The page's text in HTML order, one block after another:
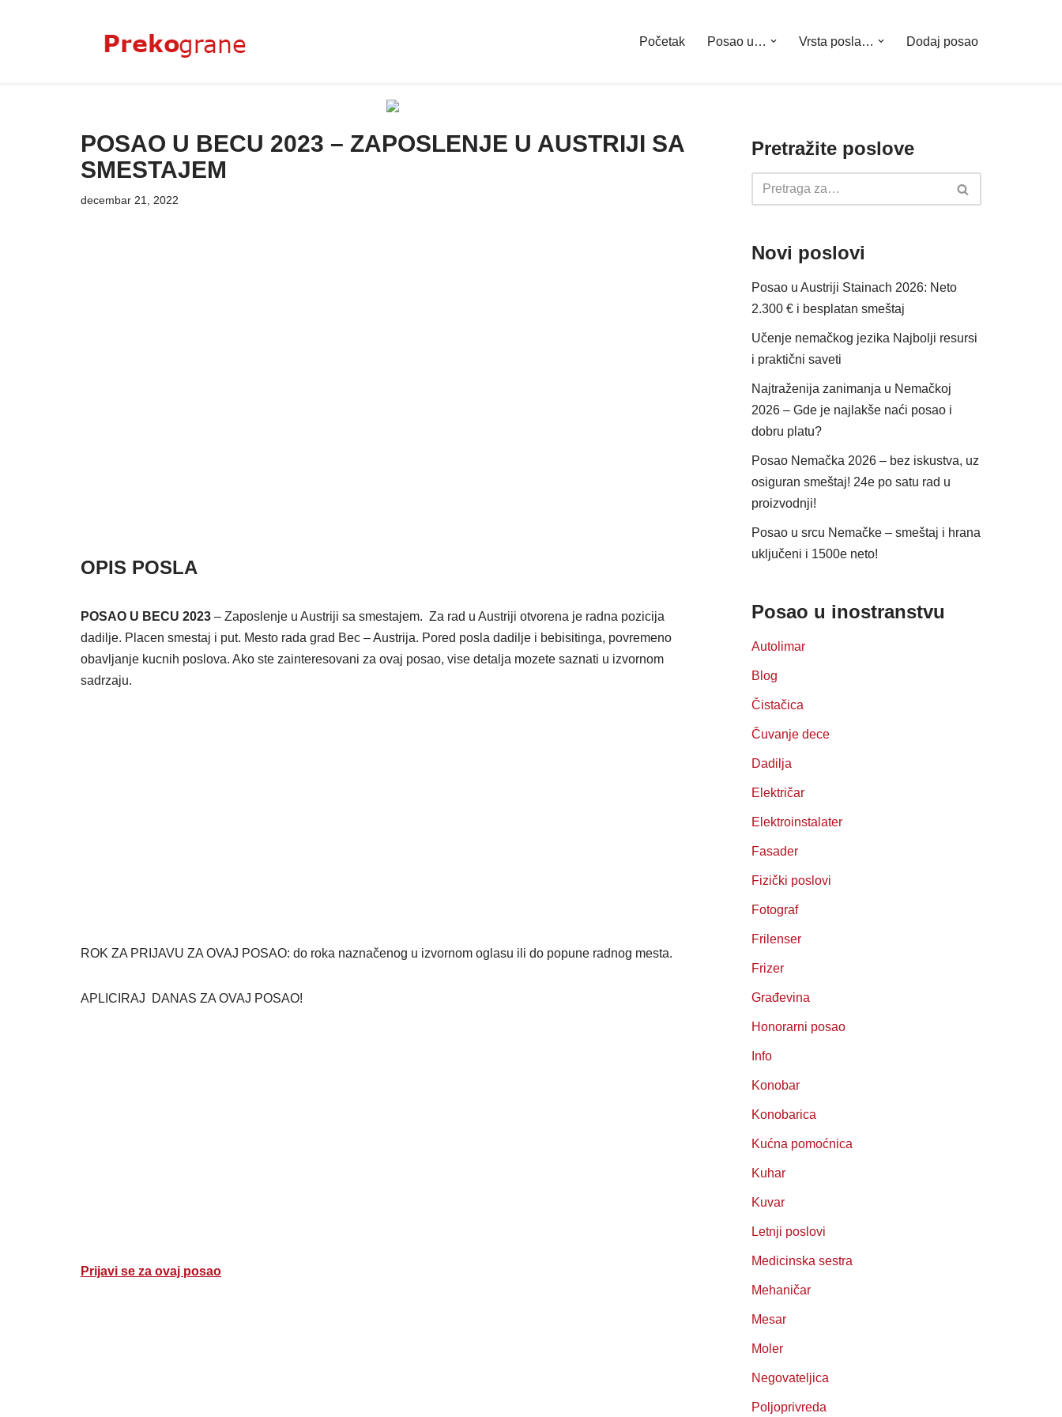
Početak Posao u… Vrsta posla… Dodaj posao
POSAO U BECU 2023 – ZAPOSLENJE U AUSTRIJI SA
SMESTAJEM
decembar 21, 2022
OPIS POSLA
POSAO U BECU 2023 – Zaposlenje u Austriji sa smestajem. Za rad u Austriji otvorena je radna pozicija
dadilje. Placen smestaj i put. Mesto rada grad Bec – Austrija. Pored posla dadilje i bebisitinga, povremeno
obavljanje kucnih poslova. Ako ste zainteresovani za ovaj posao, vise detalja mozete saznati u izvornom
sadrzaju.
ROK ZA PRIJAVU ZA OVAJ POSAO: do roka naznačenog u izvornom oglasu ili do popune radnog mesta.
APLICIRAJ DANAS ZA OVAJ POSAO!
Prijavi se za ovaj posao
Pretražite poslove
Novi poslovi
Posao u Austriji Stainach 2026: Neto
2.300 € i besplatan smeštaj
Učenje nemačkog jezika Najbolji resursi
i praktični saveti
Najtraženija zanimanja u Nemačkoj
2026 – Gde je najlakše naći posao i
dobru platu?
Posao Nemačka 2026 – bez iskustva, uz
osiguran smeštaj! 24e po satu rad u
proizvodnji!
Posao u srcu Nemačke – smeštaj i hrana
uključeni i 1500e neto!
Posao u inostranstvu
Autolimar
Blog
Čistačica
Čuvanje dece
Dadilja
Električar
Elektroinstalater
Fasader
Fizički poslovi
Fotograf
Frilenser
Frizer
Građevina
Honorarni posao
Info
Konobar
Konobarica
Kućna pomoćnica
Kuhar
Kuvar
Letnji poslovi
Medicinska sestra
Mehaničar
Mesar
Moler
Negovateljica
Poljoprivreda